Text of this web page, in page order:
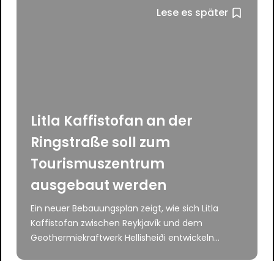
Lese es später
Litla Kaffistofan an der
Ringstraße soll zum
Tourismuszentrum
ausgebaut werden
Ein neuer Bebauungsplan zeigt, wie sich Litla
Kaffistofan zwischen Reykjavík und dem
Geothermiekraftwerk Hellisheiði entwickeln...